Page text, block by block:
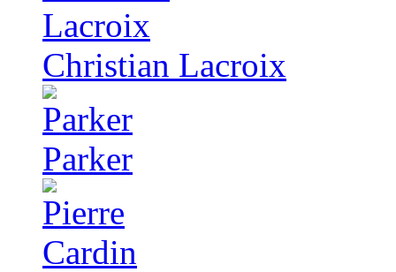
Christian Lacroix
Parker